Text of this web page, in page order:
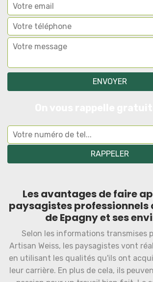
Les avantages de faire
paysagistes professionnels
de Epagny et ses
Selon les informations transmises
Artisan Weiss, les paysagistes vont
en utilisant les qualités qu'ils ont
leur carrière. En plus de cela, ils